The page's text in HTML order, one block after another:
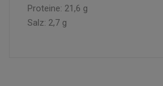
Proteine: 21,6 g
Salz: 2,7 g